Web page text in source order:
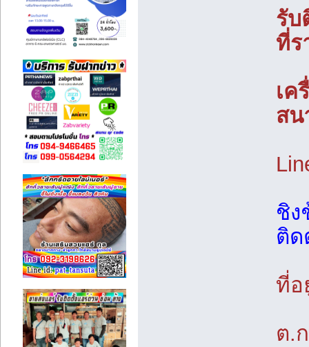
รับ
ที่ร
เค
สน
ชิง
ติด
ที่
ต.